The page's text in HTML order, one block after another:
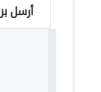
أرسل